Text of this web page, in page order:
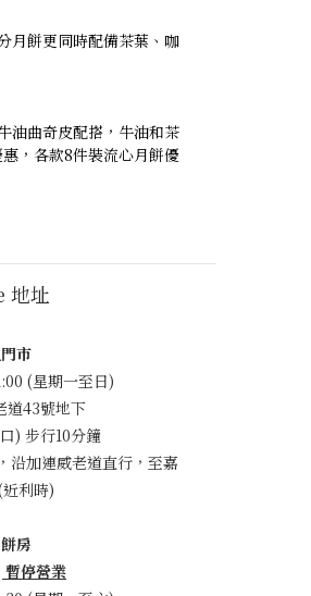
月餅更同時配備茶葉、咖
油曲奇皮配搭，牛油和茶
，各款8件裝流心月餅優
地址
市
(星期一至日)
道43號地下
) 步行10分鐘
加連威老道直行，至嘉
利時)
房
暫停營業